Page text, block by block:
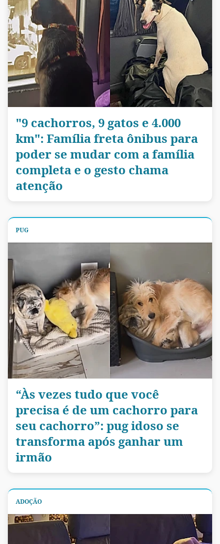
"9 cachorros, 9 gatos e 4.000
km": Família freta ônibus para
poder se mudar com a família
completa e o gesto chama
atenção
PUG
“Às vezes tudo que você
precisa é de um cachorro para
seu cachorro”: pug idoso se
transforma após ganhar um
irmão
ADOÇÃO